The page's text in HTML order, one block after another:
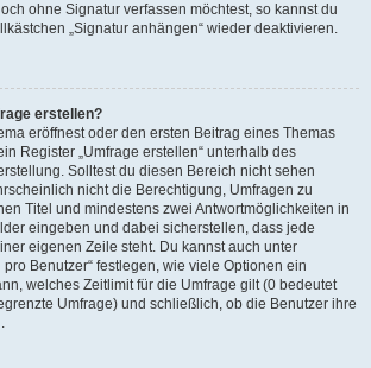
ohne Signatur verfassen möchtest, so kannst du
„Signatur anhängen“ wieder deaktivieren.
erstellen?
eröffnest oder den ersten Beitrag eines Themas
Register „Umfrage erstellen“ unterhalb des
Solltest du diesen Bereich nicht sehen
nicht die Berechtigung, Umfragen zu
Titel und mindestens zwei Antwortmöglichkeiten in
eingeben und dabei sicherstellen, dass jede
eigenen Zeile steht. Du kannst auch unter
Benutzer“ festlegen, wie viele Optionen ein
welches Zeitlimit für die Umfrage gilt (0 bedeutet
Umfrage) und schließlich, ob die Benutzer ihre